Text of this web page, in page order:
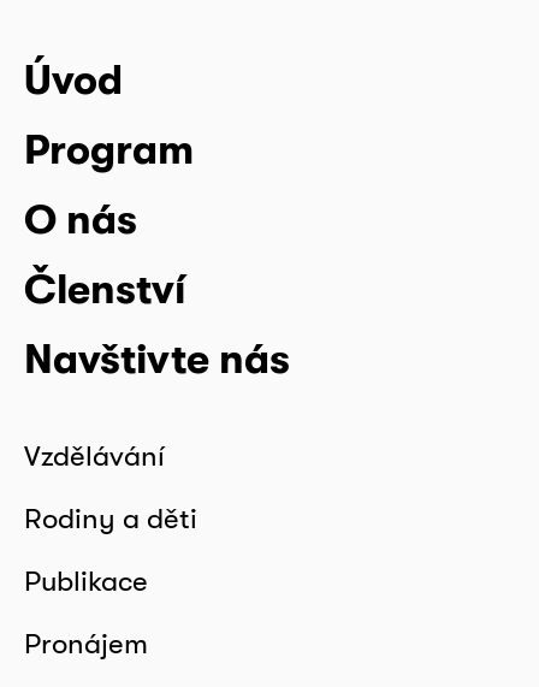
Úvod
Program
O nás
Členství
Navštivte nás
Vzdělávání
Rodiny a děti
Publikace
Pronájem